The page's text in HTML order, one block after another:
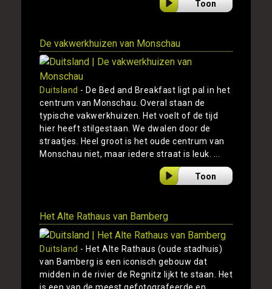
Toon
De vakwerkhuizen van Monschau
Duitsland - De Bed and Breakfast ligt pal in het
centrum van Monschau. Overal staan de
typische vakwerkhuizen. Het voelt of de tijd
hier heeft stilgestaan. We dwalen door de
straatjes. Heel groot is het oude centrum van
Monschau niet, maar iedere straat is leuk. ...
Toon
Het Alte Rathaus van Bamberg
Duitsland - Het Alte Rathaus (oude stadhuis)
van Bamberg is een iconisch gebouw dat
midden in de rivier de Regnitz lijkt te staan. Het